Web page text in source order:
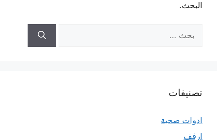
البحث.
عن:
تصنيفات
ادوات صحية
ارفف